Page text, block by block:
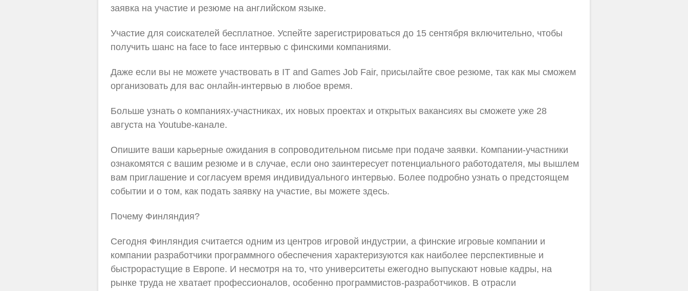
заявка на участие и резюме на английском языке.
Участие для соискателей бесплатное. Успейте зарегистрироваться до 15 сентября включительно, чтобы
получить шанс на face to face интервью с финскими компаниями.
Даже если вы не можете участвовать в IT and Games Job Fair, присылайте свое резюме, так как мы сможем
организовать для вас онлайн-интервью в любое время.
Больше узнать о компаниях-участниках, их новых проектах и открытых вакансиях вы сможете уже 28
августа на Youtube-канале.
Опишите ваши карьерные ожидания в сопроводительном письме при подаче заявки. Компании-участники
ознакомятся с вашим резюме и в случае, если оно заинтересует потенциального работодателя, мы вышлем
вам приглашение и согласуем время индивидуального интервью. Более подробно узнать о предстоящем
событии и о том, как подать заявку на участие, вы можете здесь.
Почему Финляндия?
Сегодня Финляндия считается одним из центров игровой индустрии, а финские игровые компании и
компании разработчики программного обеспечения характеризуются как наиболее перспективные и
быстрорастущие в Европе. И несмотря на то, что университеты ежегодно выпускают новые кадры, на
рынке труда не хватает профессионалов, особенно программистов-разработчиков. В отрасли